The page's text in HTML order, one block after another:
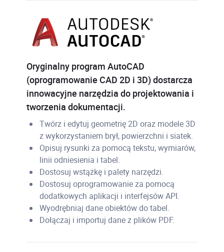
Oryginalny program AutoCAD
(oprogramowanie CAD 2D i 3D) dostarcza
innowacyjne narzędzia do projektowania i
tworzenia dokumentacji.
Twórz i edytuj geometrię 2D oraz modele 3D
z wykorzystaniem brył, powierzchni i siatek.
Opisuj rysunki za pomocą tekstu, wymiarów,
linii odniesienia i tabel.
Dostosuj wstążkę i palety narzędzi.
Dostosuj oprogramowanie za pomocą
dodatkowych aplikacji i interfejsów API.
Wyodrębniaj dane obiektów do tabel.
Dołączaj i importuj dane z plików PDF.